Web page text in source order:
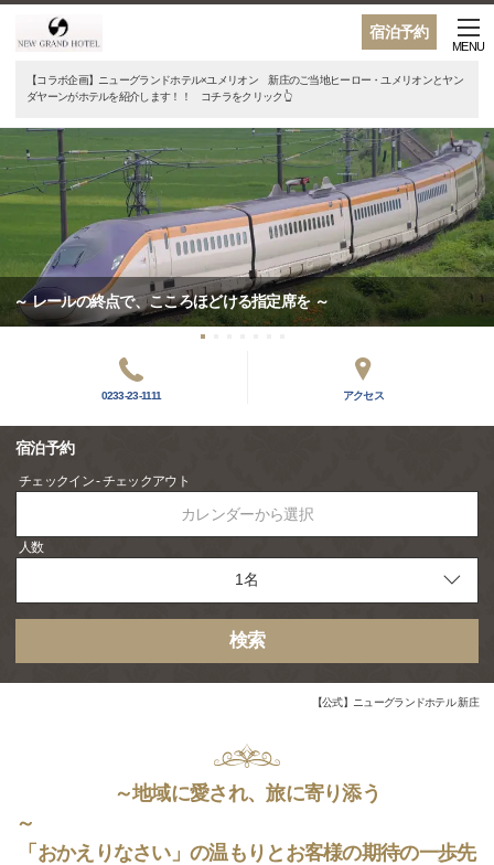
宿泊予約
MENU
【コラボ企画】ニューグランドホテル×ユメリオン 新庄のご当地ヒーロー・ユメリオンとヤン
ダヤーンがホテルを紹介します！！ コチラをクリック👆
～ レールの終点で、こころほどける指定席を ～
0233-23-1111 アクセス
宿泊予約
チェックイン - チェックアウト
カレンダーから選択
人数
検索
【公式】ニューグランドホテル 新庄
～地域に愛され、旅に寄り添う
「おかえりなさい」の温もりとお客様の期待の一歩先